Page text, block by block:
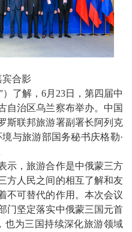
宾合影
）了解，6月23日，第四届中
自治区乌兰察布举办。中国
斯联邦旅游署副署长阿列克
与旅游部国务秘书庆格勒·
，旅游合作是中俄蒙三方
方人民之间的相互了解和友
不可替代的作用。本次会议
门坚定落实中俄蒙三国元首
也为三国持续深化旅游领域